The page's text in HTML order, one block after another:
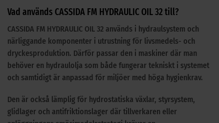
Vad används CASSIDA FM HYDRAULIC OIL 32 till?
CASSIDA FM HYDRAULIC OIL 32 används i hydraulsystem och
närliggande komponenter i utrustning för livsmedels- och
dryckesproduktion. Därför passar den i maskiner där man
behöver en hydraulolja som både fungerar tekniskt i systemet
och samtidigt är anpassad för miljöer med höga hygienkrav.
Den är också lämplig för hydrostatiska växlar, styrsystem,
glidlager och antifriktionslager där tillverkaren eller